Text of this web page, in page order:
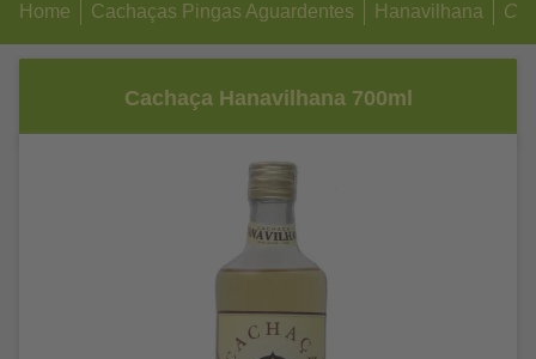
Home Cachaças Pingas Aguardentes Hanavilhana
Cachaça Hanavilhana 700ml